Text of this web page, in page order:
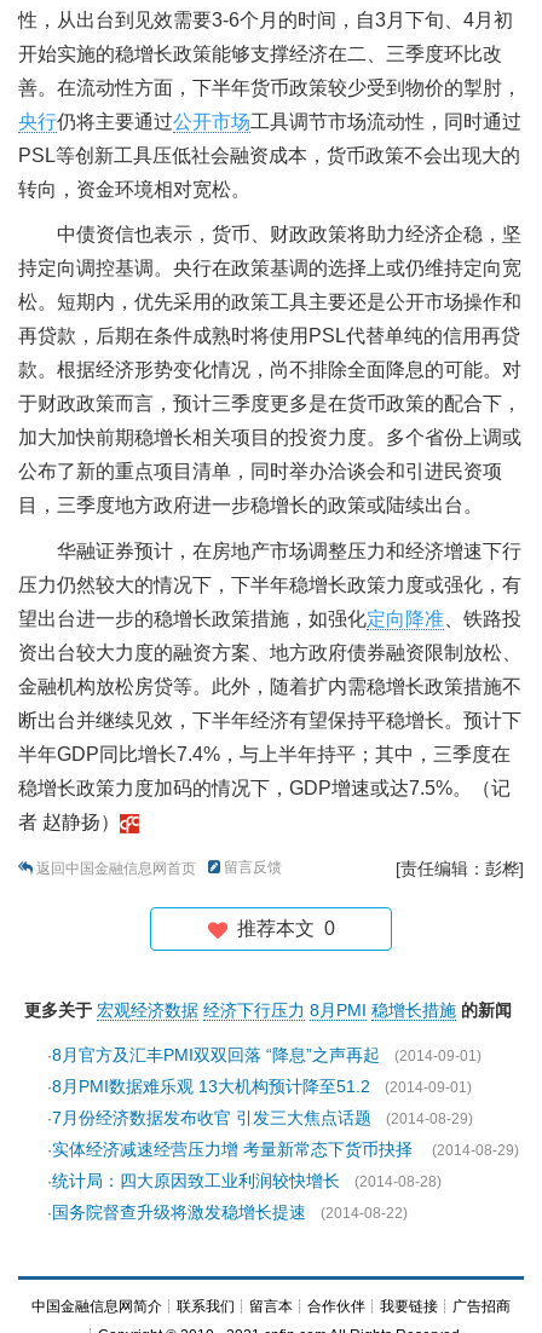
性，从出台到见效需要3-6个月的时间，自3月下旬、4月初
开始实施的稳增长政策能够支撑经济在二、三季度环比改
善。在流动性方面，下半年货币政策较少受到物价的掣肘，
央行仍将主要通过公开市场工具调节市场流动性，同时通过
PSL等创新工具压低社会融资成本，货币政策不会出现大的
转向，资金环境相对宽松。
中债资信也表示，货币、财政政策将助力经济企稳，坚
持定向调控基调。央行在政策基调的选择上或仍维持定向宽
松。短期内，优先采用的政策工具主要还是公开市场操作和
再贷款，后期在条件成熟时将使用PSL代替单纯的信用再贷
款。根据经济形势变化情况，尚不排除全面降息的可能。对
于财政政策而言，预计三季度更多是在货币政策的配合下，
加大加快前期稳增长相关项目的投资力度。多个省份上调或
公布了新的重点项目清单，同时举办洽谈会和引进民资项
目，三季度地方政府进一步稳增长的政策或陆续出台。
华融证券预计，在房地产市场调整压力和经济增速下行
压力仍然较大的情况下，下半年稳增长政策力度或强化，有
望出台进一步的稳增长政策措施，如强化定向降准 、铁路投
资出台较大力度的融资方案、地方政府债券融资限制放松、
金融机构放松房贷等。此外，随着扩内需稳增长政策措施不
断出台并继续见效，下半年经济有望保持平稳增长。预计下
半年GDP同比增长7.4%，与上半年持平；其中，三季度在
稳增长政策力度加码的情况下，GDP增速或达7.5%。（记
者 赵静扬）
返回中国金融信息网首页 留言反馈 [责任编辑：彭桦]
推荐本文 0
更多关于 宏观经济数据 经济下行压力 8月PMI 稳增长措施 的新闻
·8月官方及汇丰PMI双双回落 “降息”之声再起
(2014-09-01)
·8月PMI数据难乐观 13大机构预计降至51.2
(2014-09-01)
·7月份经济数据发布收官 引发三大焦点话题
(2014-08-29)
·实体经济减速经营压力增 考量新常态下货币抉择
(2014-08-29)
·统计局：四大原因致工业利润较快增长
(2014-08-28)
·国务院督查升级将激发稳增长提速 (2014-08-22)
中国金融信息网简介 ┊ 联系我们 ┊ 留言本 ┊ 合作伙伴 ┊ 我要链接 ┊ 广告招商